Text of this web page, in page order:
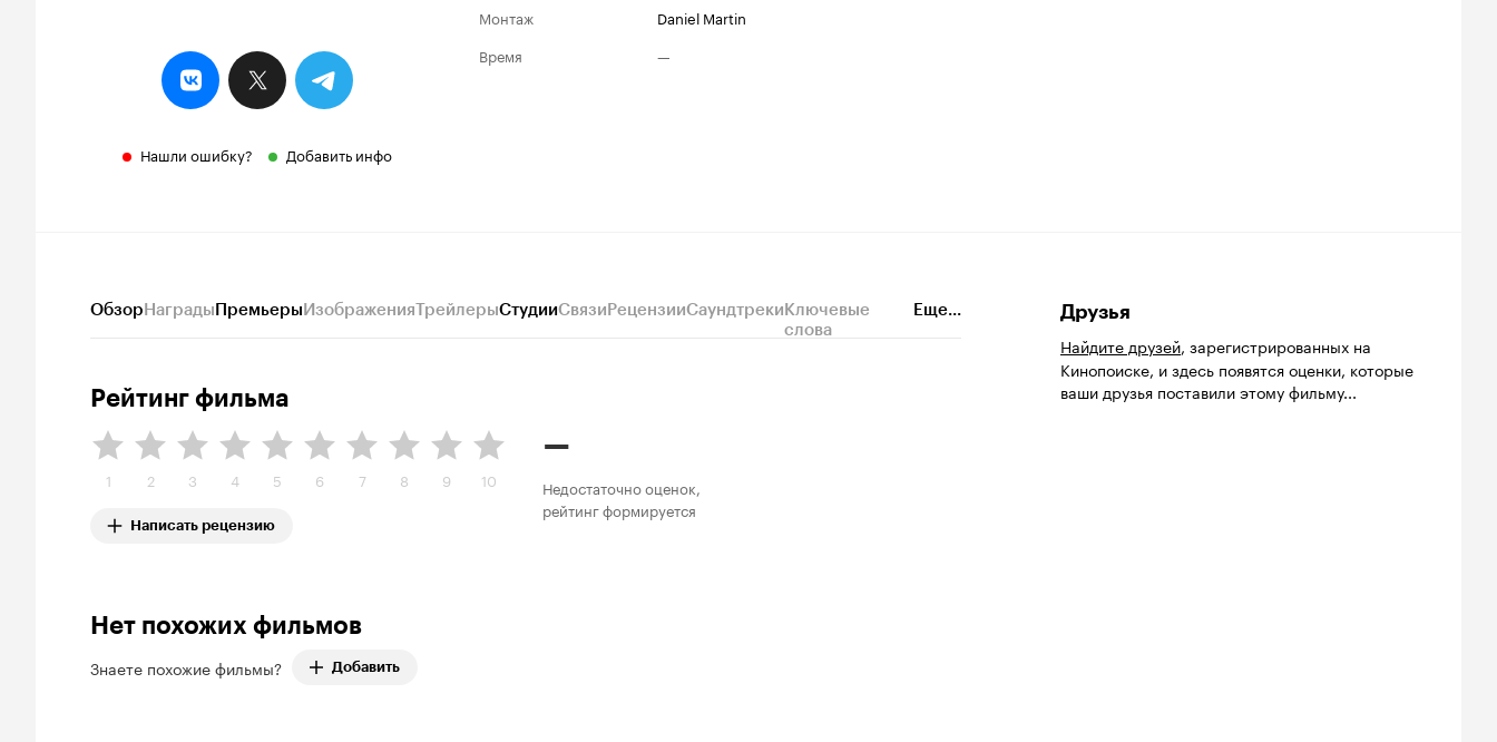
Нашли ошибку? Добавить инфо
Монтаж
Daniel Martin
Время
—
ОбзорНаградыПремьерыИзображенияТрейлерыСтудииСвязиРецензииСаундтрекиКлючевые
слова
Еще...
Рейтинг фильма
1 2 3 4 5 6 7 8 9 10
Написать рецензию
–
Недостаточно оценок,
рейтинг формируется
Нет похожих фильмов
Знаете похожие фильмы? Добавить
Друзья
Найдите друзей, зарегистрированных на
Кинопоиске, и здесь появятся оценки, которые
ваши друзья поставили этому фильму...